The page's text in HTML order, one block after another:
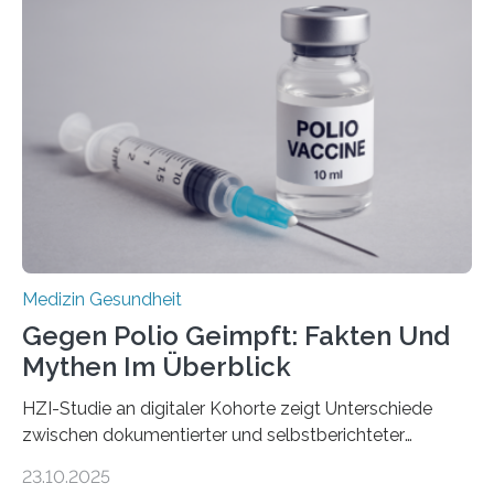
Dringend benötigt werden zielgerichtete Therapien, die
nur Tumorschwachstellen angreifen und normales
Gewebe verschonen. Forschende um Daniel Merk vom
Hertie-Institut für klinische Hirnforschung am
Universitätsklinikum Tübingen haben eine solche
Schwachstelle im Erbgut einer Untergruppe des
Medulloblastoms gefunden. Die Wilhelm Sander-
Stiftung unterstützte das Projekt…
Medizin Gesundheit
Gegen Polio Geimpft: Fakten Und
Mythen Im Überblick
HZI-Studie an digitaler Kohorte zeigt Unterschiede
zwischen dokumentierter und selbstberichteter
Kinderlähmung, ist eine ansteckende Krankheit, die
23.10.2025